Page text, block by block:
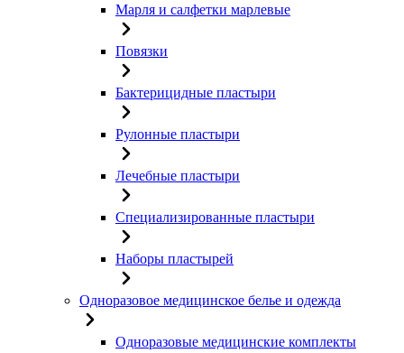
Марля и салфетки марлевые
Повязки
Бактерицидные пластыри
Рулонные пластыри
Лечебные пластыри
Специализированные пластыри
Наборы пластырей
Одноразовое медицинское белье и одежда
Одноразовые медицинские комплекты